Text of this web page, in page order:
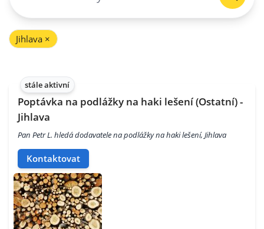
Jihlava ×
stále aktivní
Poptávka na podlážky na haki lešení (Ostatní) -
Jihlava
Pan Petr L. hledá dodavatele na podlážky na haki lešení, Jihlava
Kontaktovat